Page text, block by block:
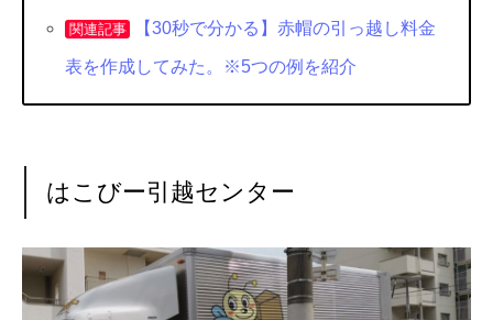
関連記事 【30秒で分かる】赤帽の引っ越し料金
表を作成してみた。※5つの例を紹介
はこびー引越センター